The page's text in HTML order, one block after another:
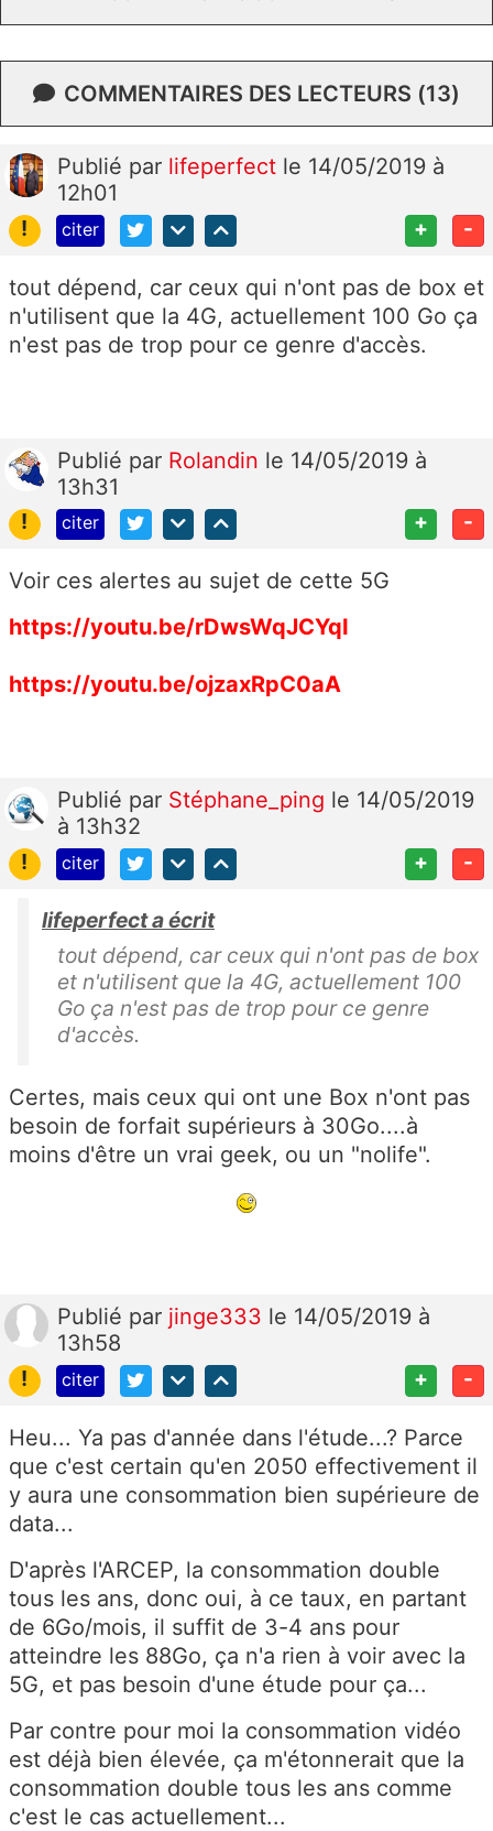
COMMENTAIRES DES LECTEURS (13)
Publié par lifeperfect le 14/05/2019 à
12h01
!
citer + -
tout dépend, car ceux qui n'ont pas de box et
n'utilisent que la 4G, actuellement 100 Go ça
n'est pas de trop pour ce genre d'accès.
Publié par Rolandin le 14/05/2019 à
13h31
!
citer + -
Voir ces alertes au sujet de cette 5G
https://youtu.be/rDwsWqJCYqI
https://youtu.be/ojzaxRpC0aA
Publié par Stéphane_ping le 14/05/2019
à 13h32
!
citer + -
lifeperfect a écrit
tout dépend, car ceux qui n'ont pas de box
et n'utilisent que la 4G, actuellement 100
Go ça n'est pas de trop pour ce genre
d'accès.
Certes, mais ceux qui ont une Box n'ont pas
besoin de forfait supérieurs à 30Go....à
moins d'être un vrai geek, ou un "nolife".
Publié par jinge333 le 14/05/2019 à
13h58
!
citer + -
Heu... Ya pas d'année dans l'étude...? Parce
que c'est certain qu'en 2050 effectivement il
y aura une consommation bien supérieure de
data...
D'après l'ARCEP, la consommation double
tous les ans, donc oui, à ce taux, en partant
de 6Go/mois, il suffit de 3-4 ans pour
atteindre les 88Go, ça n'a rien à voir avec la
5G, et pas besoin d'une étude pour ça...
Par contre pour moi la consommation vidéo
est déjà bien élevée, ça m'étonnerait que la
consommation double tous les ans comme
c'est le cas actuellement...